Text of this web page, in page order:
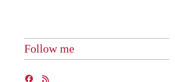
Follow me